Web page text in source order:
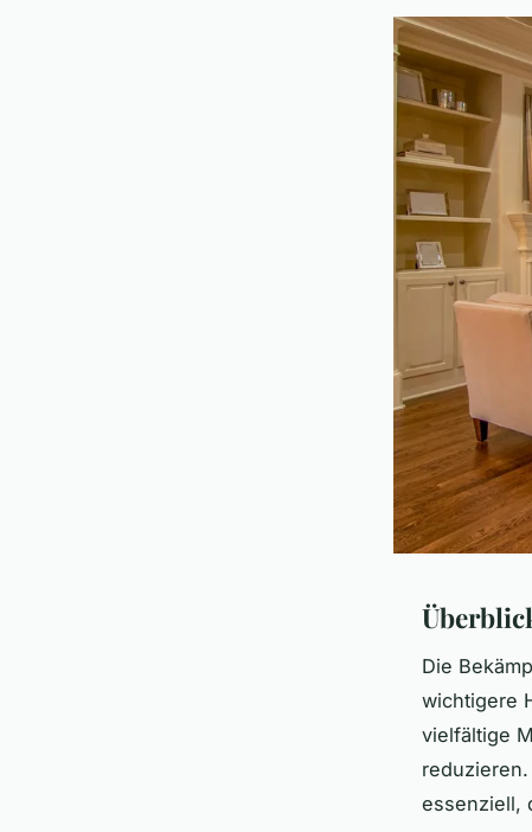
Die
wichtigere
vielfältige
essenziell,